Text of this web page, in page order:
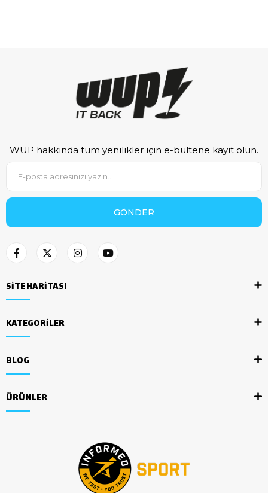
WUP hakkında tüm yenilikler için e-bültene kayıt olun.
GÖNDER
SİTE HARİTASI
KATEGORİLER
BLOG
ÜRÜNLER